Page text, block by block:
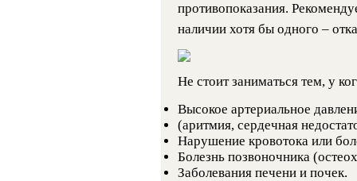
противопоказания.
наличии хотя бы одного –
Не стоит заниматься тем, у
Высокое артериальное
(аритмия, сердечная
Нарушение кровотока или
Болезнь позвоночника
Заболевания печени и почек.